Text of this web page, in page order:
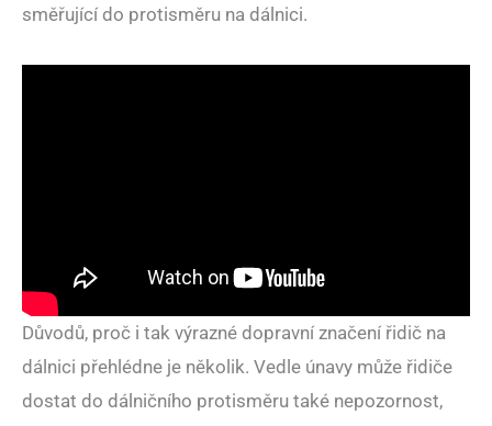
směřující do protisměru na dálnici.
Důvodů, proč i tak výrazné dopravní značení řidič na
dálnici přehlédne je několik. Vedle únavy může řidiče
dostat do dálničního protisměru také nepozornost,